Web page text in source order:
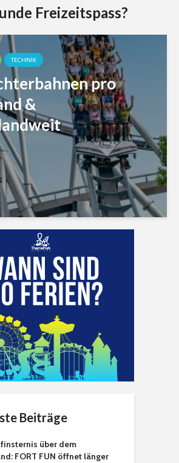
Freizeitspass?
TECHNIK
pro
&
Beiträge
über dem
FORT FUN öffnet länger